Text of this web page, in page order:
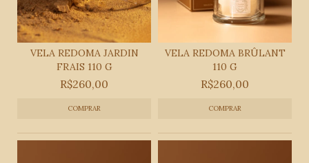
VELA REDOMA JARDIN
FRAIS 110 G
R$260,00
VELA REDOMA BRÛLANT
110 G
R$260,00